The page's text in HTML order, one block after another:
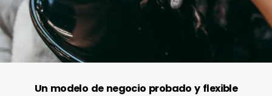
Un modelo de negocio probado y flexible